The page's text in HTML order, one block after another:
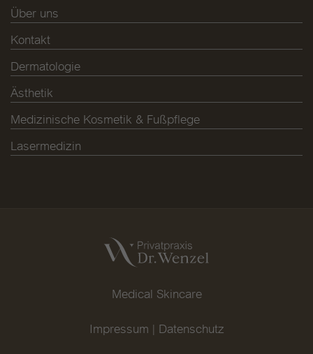
Über uns
Kontakt
Dermatologie
Ästhetik
Medizinische Kosmetik & Fußpflege
Lasermedizin
Medical Skincare
Impressum | Datenschutz